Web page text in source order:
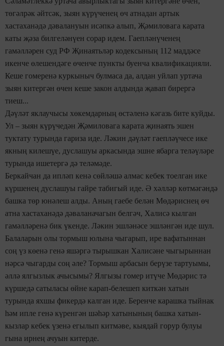
төгәлрәк әйтсәк, зыян күрүченең өч атнадан артык
хастаханәдә дәвалануын исәпкә алып, Җәмиловага карата
каты җәза билгеләнүен сорар идем. Гаепләнүченең
гамәлләрен суд РФ Җинаятьләр кодексының 112 маддәсе
икенче өлешендәге өченче пункты буенча квалификацияли.
Кеше гомеренә куркыныч булмаса да, алдан уйлап уртача
зыян китергән өчен кеше закон алдында җавап бирергә
тиеш...
Дәүләт яклаучысы хөкемдарның өстәленә кәгазь бите куйды.
Ул – зыян күрүчедән Җәмиловага карата җинаять эшен
туктату турында гариза иде. Ләкин дәүләт гаепләүчесе ике
якның килешүе, дуслашуы аркасында эшне ябарга теләүләре
турында ишетергә дә теләмәде.
Беркайчан да ипләп кенә сөйләшә алмас кебек тоелган ике
күршенең дуслашуы гайре табигый иде. Ә хәлләр көтмәгәндә
башка төр юнәлеш алды. Аның гаебе белән Мөдәриснең өч
атна хастаханәдә дәваланачагын белгәч, Халисә кылган
гамәлләренә бик үкенде. Ләкин эшләнәсе эшләнгән иде шул.
Балаларын олы тормыш юлына чыгарып, ире вафатыннан
соң үз көенә генә яшәргә тырышкан Халисәне чыгырыннан
нәрсә чыгарды соң әле? Тормыш арбасын берүзе тартуымы,
әллә ялгызлык ачысымы? Ялгызы гомер итүче Мөдәрис тә
күршедә сатыласы өйне карап-белешеп киткән хатын
турында яхшы фикердә калган иде. Беренче карашка тыйнак
һәм ипле генә күренгән шәһәр хатынының башка хатын-
кызлар кебек үзенә егылып китмәве, кыядай горур булуы
гына ирнең ачуын китерде.